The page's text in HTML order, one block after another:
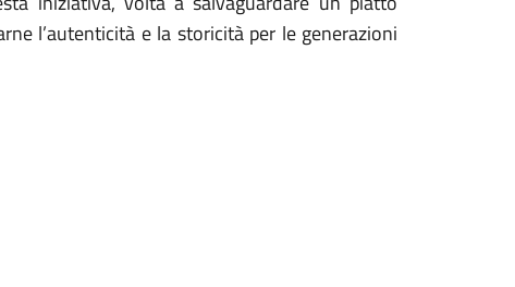
l’autenticità e la storicità per le generazioni